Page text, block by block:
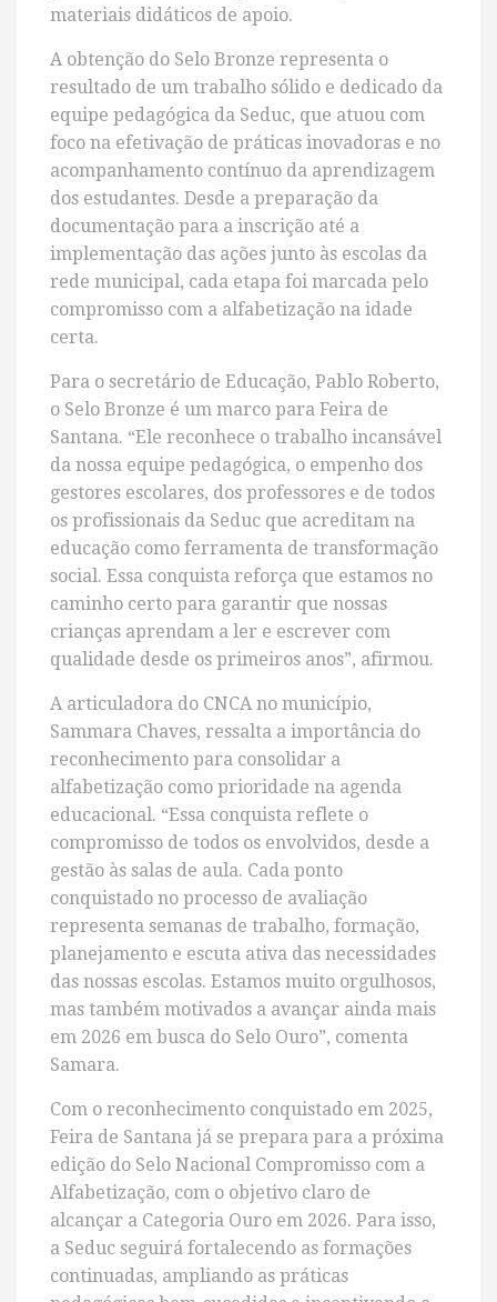
materiais didáticos de apoio.
A obtenção do Selo Bronze representa o
resultado de um trabalho sólido e dedicado da
equipe pedagógica da Seduc, que atuou com
foco na efetivação de práticas inovadoras e no
acompanhamento contínuo da aprendizagem
dos estudantes. Desde a preparação da
documentação para a inscrição até a
implementação das ações junto às escolas da
rede municipal, cada etapa foi marcada pelo
compromisso com a alfabetização na idade
certa.
Para o secretário de Educação, Pablo Roberto,
o Selo Bronze é um marco para Feira de
Santana. “Ele reconhece o trabalho incansável
da nossa equipe pedagógica, o empenho dos
gestores escolares, dos professores e de todos
os profissionais da Seduc que acreditam na
educação como ferramenta de transformação
social. Essa conquista reforça que estamos no
caminho certo para garantir que nossas
crianças aprendam a ler e escrever com
qualidade desde os primeiros anos”, afirmou.
A articuladora do CNCA no município,
Sammara Chaves, ressalta a importância do
reconhecimento para consolidar a
alfabetização como prioridade na agenda
educacional. “Essa conquista reflete o
compromisso de todos os envolvidos, desde a
gestão às salas de aula. Cada ponto
conquistado no processo de avaliação
representa semanas de trabalho, formação,
planejamento e escuta ativa das necessidades
das nossas escolas. Estamos muito orgulhosos,
mas também motivados a avançar ainda mais
em 2026 em busca do Selo Ouro”, comenta
Samara.
Com o reconhecimento conquistado em 2025,
Feira de Santana já se prepara para a próxima
edição do Selo Nacional Compromisso com a
Alfabetização, com o objetivo claro de
alcançar a Categoria Ouro em 2026. Para isso,
a Seduc seguirá fortalecendo as formações
continuadas, ampliando as práticas